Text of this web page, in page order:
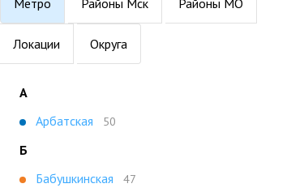
Метро Районы Мск Районы МО
Локации Округа
А
Арбатская
50
Б
Бабушкинская
47